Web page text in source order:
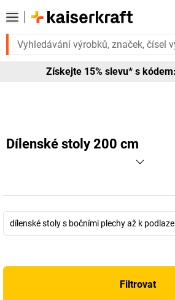
to urgentně? Vybrané
Získejte 15% slevu* s kódem:
Dílenské stoly 200 cm
dílenské stoly s bočními plechy až k
Filtrovat